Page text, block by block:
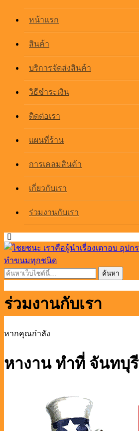
หน้าแรก
สินค้า
บริการจัดส่งสินค้า
วิธีชำระเงิน
ติดต่อเรา
แผนที่ร้าน
การเคลมสินค้า
เกี่ยวกับเรา
ร่วมงานกับเรา
ร่วมงานกับเรา
หากคุณกำลัง
หางาน ทำที่ จันทบุรี